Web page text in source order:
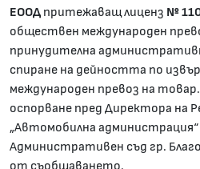
ЕООД притежаващ лиценз №
обществен международен
принудителна
спиране на дейността по
международен превоз на
оспорване пред Директора на
„Автомобилна администрация“
Административен съд гр.
от съобщаването.